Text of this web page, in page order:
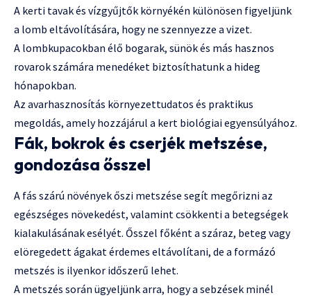
A kerti tavak és vízgyűjtők környékén különösen figyeljünk
a lomb eltávolítására, hogy ne szennyezze a vizet.
A lombkupacokban élő bogarak, sünök és más hasznos
rovarok számára menedéket biztosíthatunk a hideg
hónapokban.
Az avarhasznosítás környezettudatos és praktikus
megoldás, amely hozzájárul a kert biológiai egyensúlyához.
Fák, bokrok és cserjék metszése,
gondozása ősszel
A fás szárú növények őszi metszése segít megőrizni az
egészséges növekedést, valamint csökkenti a betegségek
kialakulásának esélyét. Ősszel főként a száraz, beteg vagy
elöregedett ágakat érdemes eltávolítani, de a formázó
metszés is ilyenkor időszerű lehet.
A metszés során ügyeljünk arra, hogy a sebzések minél